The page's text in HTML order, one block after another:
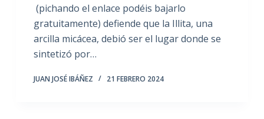
(pichando el enlace podéis bajarlo
gratuitamente) defiende que la Illita, una
arcilla micácea, debió ser el lugar donde se
sintetizó por…
JUAN JOSÉ IBÁÑEZ 21 FEBRERO 2024